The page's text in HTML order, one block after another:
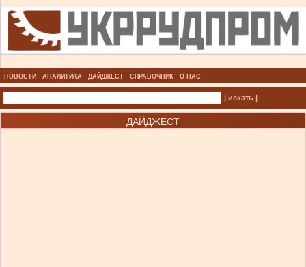
НОВОСТИ АНАЛИТИКА ДАЙДЖЕСТ СПРАВОЧНИК О НАС
| искать |
ДАЙДЖЕСТ